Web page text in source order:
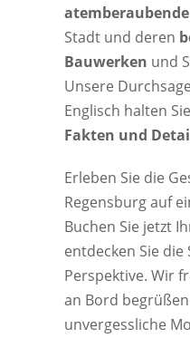
Stadt und deren
Bauwerken und
Unsere
Englisch halten
Fakten und
Erleben Sie die
Regensburg auf
Buchen Sie jetzt
entdecken Sie
Perspektive. Wir
an Bord
unvergessliche